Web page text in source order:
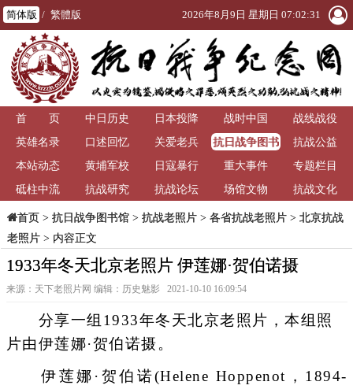
简体版 / 繁體版 2026年8月9日 星期日 07:02:34
首 页 中日历史 日本投降 战时中国
战线战役
英雄名录
口述回忆 关爱老兵
抗日战争图书
馆
抗战公益
本站动态
黄埔军校 日寇暴行 重大事件
专题栏目
砥柱中流
抗战研究 抗战论坛 场馆文物 抗战文化
首页> 抗日战争图书馆> 抗战老照片> 各省抗战老照片> 北京抗战
老照片> 内容正文
1933年冬天北京老照片 伊莲娜·贺伯诺摄
来源：天下老照片网 编辑：历史魅影 2021-10-10 16:09:54
分享一组1933年冬天北京老照片，本组照
片由伊莲娜·贺伯诺摄。
伊莲娜·贺伯诺(Helene Hoppenot，1894-